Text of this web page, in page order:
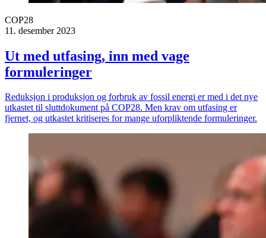
COP28
11. desember 2023
Ut med utfasing, inn med vage
formuleringer
Reduksjon i produksjon og forbruk av fossil energi er med i det nye
utkastet til sluttdokument på COP28. Men krav om utfasing er
fjernet, og utkastet kritiseres for mange uforpliktende formuleringer.